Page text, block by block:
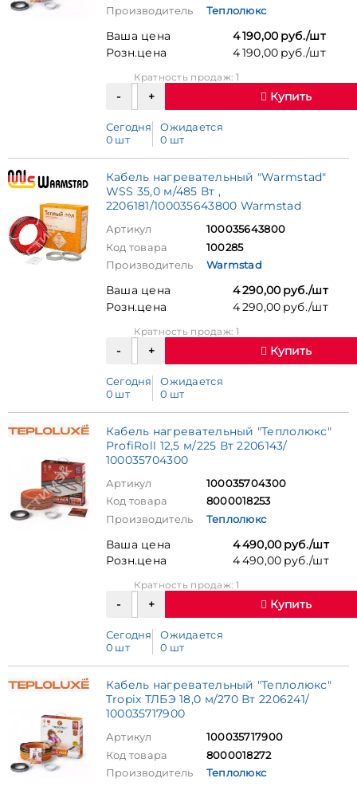
Производитель Теплолюкс
Ваша цена
4 190,00 руб./шт
Розн.цена
4 190,00 руб./шт
Кратность продаж: 1
Купить
Сегодня
0 шт
Ожидается
0 шт
Кабель нагревательный "Warmstad"
WSS 35,0 м/485 Вт ,
2206181/100035643800 Warmstad
Артикул
100035643800
Код товара
100285
Производитель
Warmstad
Ваша цена
4 290,00 руб./шт
Розн.цена
4 290,00 руб./шт
Кратность продаж: 1
Купить
Сегодня
0 шт
Ожидается
0 шт
Кабель нагревательный "Теплолюкс"
ProfiRoll 12,5 м/225 Вт 2206143/
100035704300
Артикул
100035704300
Код товара
8000018253
Производитель
Теплолюкс
Ваша цена
4 490,00 руб./шт
Розн.цена
4 490,00 руб./шт
Кратность продаж: 1
Купить
Сегодня
0 шт
Ожидается
0 шт
Кабель нагревательный "Теплолюкс"
Tropix ТЛБЭ 18,0 м/270 Вт 2206241/
100035717900
Артикул
100035717900
Код товара
8000018272
Производитель
Теплолюкс